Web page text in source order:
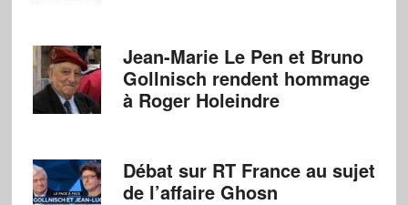
Jean-Marie Le Pen et Bruno
Gollnisch rendent hommage
à Roger Holeindre
Débat sur RT France au sujet
de l’affaire Ghosn